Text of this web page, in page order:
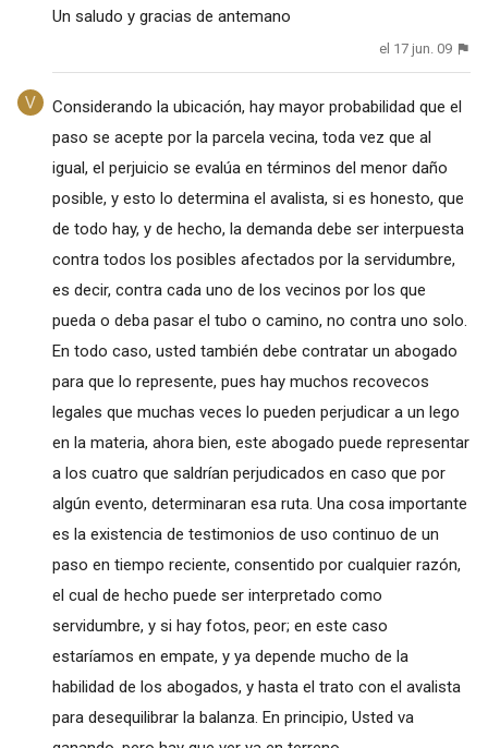
Un saludo y gracias de antemano
el 17 jun. 09
Considerando la ubicación, hay mayor probabilidad que el
paso se acepte por la parcela vecina, toda vez que al
igual, el perjuicio se evalúa en términos del menor daño
posible, y esto lo determina el avalista, si es honesto, que
de todo hay, y de hecho, la demanda debe ser interpuesta
contra todos los posibles afectados por la servidumbre,
es decir, contra cada uno de los vecinos por los que
pueda o deba pasar el tubo o camino, no contra uno solo.
En todo caso, usted también debe contratar un abogado
para que lo represente, pues hay muchos recovecos
legales que muchas veces lo pueden perjudicar a un lego
en la materia, ahora bien, este abogado puede representar
a los cuatro que saldrían perjudicados en caso que por
algún evento, determinaran esa ruta. Una cosa importante
es la existencia de testimonios de uso continuo de un
paso en tiempo reciente, consentido por cualquier razón,
el cual de hecho puede ser interpretado como
servidumbre, y si hay fotos, peor; en este caso
estaríamos en empate, y ya depende mucho de la
habilidad de los abogados, y hasta el trato con el avalista
para desequilibrar la balanza. En principio, Usted va